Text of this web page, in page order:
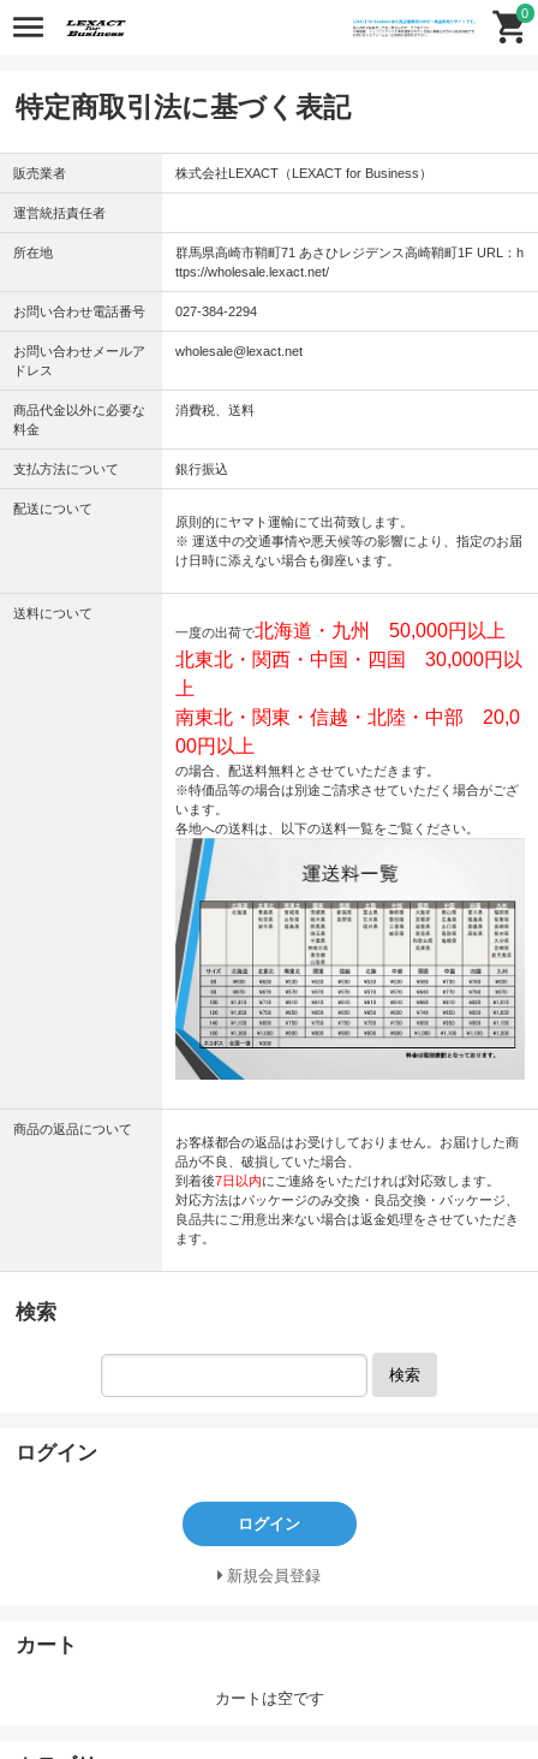
0
特定商取引法に基づく表記
販売業者 株式会社LEXACT（LEXACT for Business）
運営統括責任者
所在地
群馬県高崎市鞘町71 あさひレジデンス高崎鞘町1F URL：h
ttps://wholesale.lexact.net/
お問い合わせ電話番号 027-384-2294
お問い合わせメールア
ドレス
wholesale@lexact.net
商品代金以外に必要な
料金
消費税、送料
支払方法について 銀行振込
配送について
原則的にヤマト運輸にて出荷致します。
※ 運送中の交通事情や悪天候等の影響により、指定のお届
け日時に添えない場合も御座います。
送料について
一度の出荷で北海道・九州 50,000円以上
北東北・関西・中国・四国 30,000円以
上
南東北・関東・信越・北陸・中部 20,0
00円以上
の場合、配送料無料とさせていただきます。
※特価品等の場合は別途ご請求させていただく場合がござ
います。
各地への送料は、以下の送料一覧をご覧ください。
商品の返品について
お客様都合の返品はお受けしておりません。お届けした商
品が不良、破損していた場合、
到着後7日以内にご連絡をいただければ対応致します。
対応方法はパッケージのみ交換・良品交換・パッケージ、
良品共にご用意出来ない場合は返金処理をさせていただき
ます。
検索
検索
ログイン
ログイン
新規会員登録
カート
カートは空です